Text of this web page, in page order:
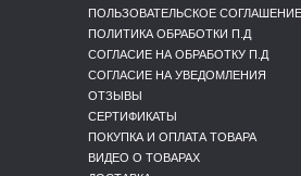
ПОЛЬЗОВАТЕЛЬСКОЕ СОГЛАШЕНИЕ
ПОЛИТИКА ОБРАБОТКИ П.Д
СОГЛАСИЕ НА ОБРАБОТКУ П.Д
СОГЛАСИЕ НА УВЕДОМЛЕНИЯ
ОТЗЫВЫ
СЕРТИФИКАТЫ
ПОКУПКА И ОПЛАТА ТОВАРА
ВИДЕО О ТОВАРАХ